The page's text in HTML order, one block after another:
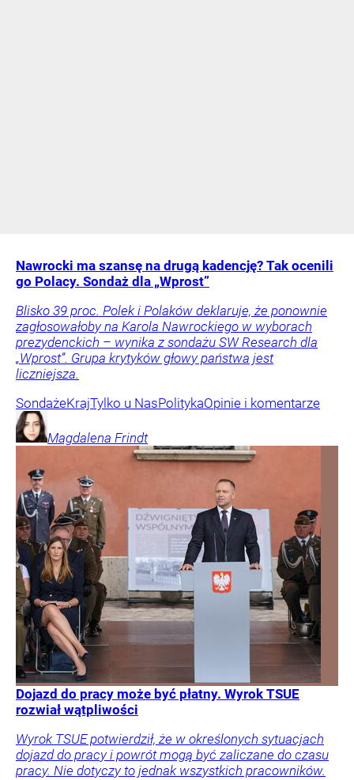
Nawrocki ma szansę na drugą kadencję? Tak ocenili
go Polacy. Sondaż dla „Wprost”
Blisko 39 proc. Polek i Polaków deklaruje, że ponownie
zagłosowałoby na Karola Nawrockiego w wyborach
prezydenckich – wynika z sondażu SW Research dla
„Wprost”. Grupa krytyków głowy państwa jest
liczniejsza.
SondażeKrajTylko u NasPolitykaOpinie i komentarze
Magdalena Frindt
Dojazd do pracy może być płatny. Wyrok TSUE
rozwiał wątpliwości
Wyrok TSUE potwierdził, że w określonych sytuacjach
dojazd do pracy i powrót mogą być zaliczane do czasu
pracy. Nie dotyczy to jednak wszystkich pracowników.